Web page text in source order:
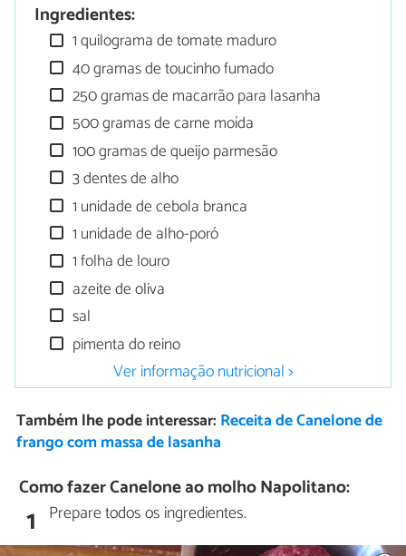
Ingredientes:
1 quilograma de tomate maduro
40 gramas de toucinho fumado
250 gramas de macarrão para lasanha
500 gramas de carne moída
100 gramas de queijo parmesão
3 dentes de alho
1 unidade de cebola branca
1 unidade de alho-poró
1 folha de louro
azeite de oliva
sal
pimenta do reino
Ver informação nutricional >
Também lhe pode interessar: Receita de Canelone de
frango com massa de lasanha
Como fazer Canelone ao molho Napolitano:
1 Prepare todos os ingredientes.